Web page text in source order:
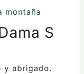
montaña
S
y abrigado.